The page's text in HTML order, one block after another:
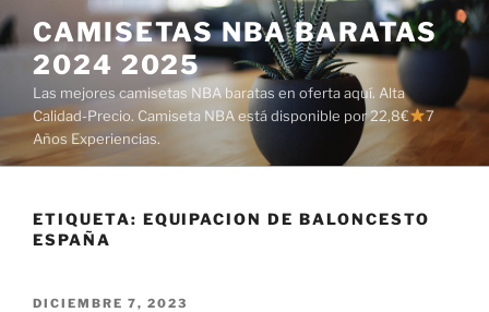
Saltar
al
contenido
CAMISETAS NBA BARATAS
2024 2025
Las mejores camisetas NBA baratas en oferta aquí. Alta
Calidad-Precio. Camiseta NBA está disponible por 22,8€
7
Años Experiencias.
ETIQUETA: EQUIPACION DE BALONCESTO
ESPAÑA
PUBLICADO
DICIEMBRE 7, 2023